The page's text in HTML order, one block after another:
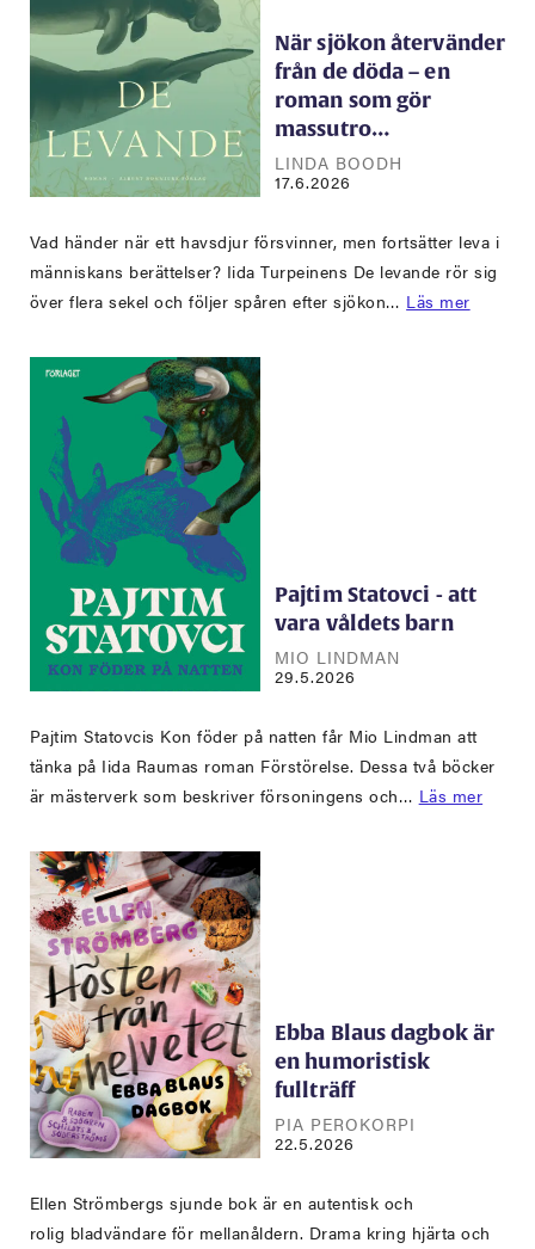
När sjökon återvänder
från de döda – en
roman som gör
massutro…
LINDA BOODH
17.6.2026
Vad händer när ett havsdjur försvinner, men fortsätter leva i
människans berättelser? Iida Turpeinens De levande rör sig
över flera sekel och följer spåren efter sjökon… Läs mer
Pajtim Statovci - att
vara våldets barn
MIO LINDMAN
29.5.2026
Pajtim Statovcis Kon föder på natten får Mio Lindman att
tänka på Iida Raumas roman Förstörelse. Dessa två böcker
är mästerverk som beskriver försoningens och… Läs mer
Ebba Blaus dagbok är
en humoristisk
fullträff
PIA PEROKORPI
22.5.2026
Ellen Strömbergs sjunde bok är en autentisk och
rolig bladvändare för mellanåldern. Drama kring hjärta och